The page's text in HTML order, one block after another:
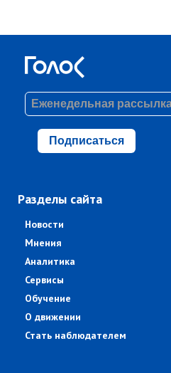
Подписаться
Разделы сайта
Новости
Мнения
Аналитика
Сервисы
Обучение
О движении
Стать наблюдателем